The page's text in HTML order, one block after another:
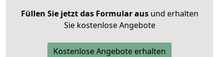
Füllen Sie jetzt das Formular ausund erhalten
Sie kostenlose Angebote
Kostenlose Angebote erhalten